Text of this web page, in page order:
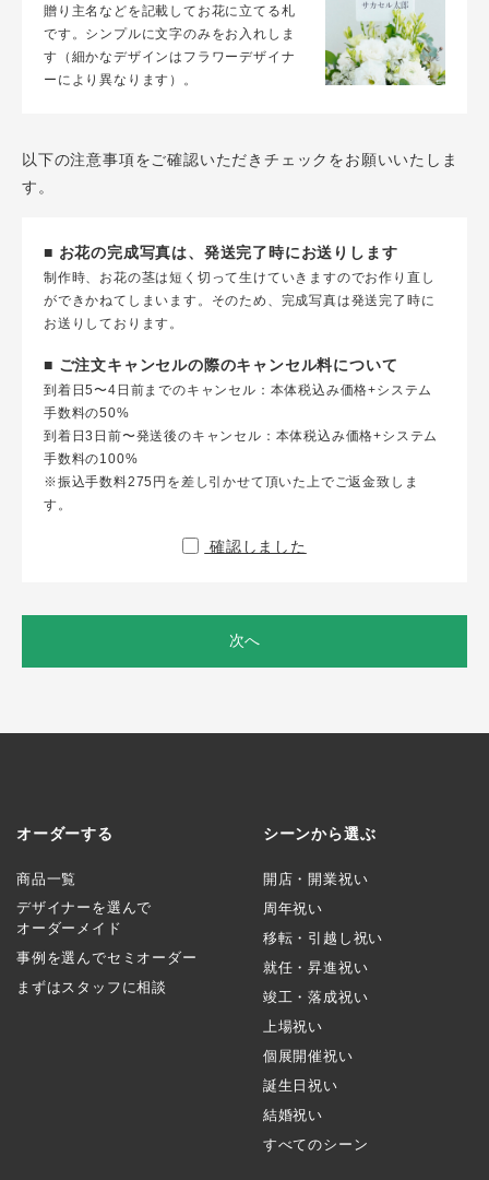
贈り主名などを記載してお花に立てる札
です。シンプルに文字のみをお入れしま
す（細かなデザインはフラワーデザイナ
ーにより異なります）。
以下の注意事項をご確認いただきチェックをお願いいたしま
す。
■ お花の完成写真は、発送完了時にお送りします
制作時、お花の茎は短く切って生けていきますのでお作り直し
ができかねてしまいます。そのため、完成写真は発送完了時に
お送りしております。
■ ご注文キャンセルの際のキャンセル料について
到着日5〜4日前までのキャンセル：本体税込み価格+システム
手数料の50%
到着日3日前〜発送後のキャンセル：本体税込み価格+システム
手数料の100%
※振込手数料275円を差し引かせて頂いた上でご返金致しま
す。
確認しました
次へ
オーダーする
商品一覧
デザイナーを選んで
オーダーメイド
事例を選んでセミオーダー
まずはスタッフに相談
シーンから選ぶ
開店・開業祝い
周年祝い
移転・引越し祝い
就任・昇進祝い
竣工・落成祝い
上場祝い
個展開催祝い
誕生日祝い
結婚祝い
すべてのシーン